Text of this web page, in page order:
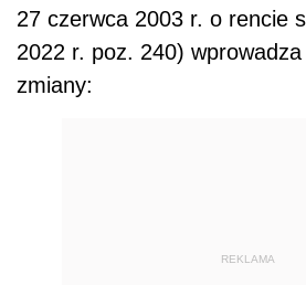
27 czerwca 2003 r. o rencie
2022 r. poz. 240)
zmiany:
REKLAMA